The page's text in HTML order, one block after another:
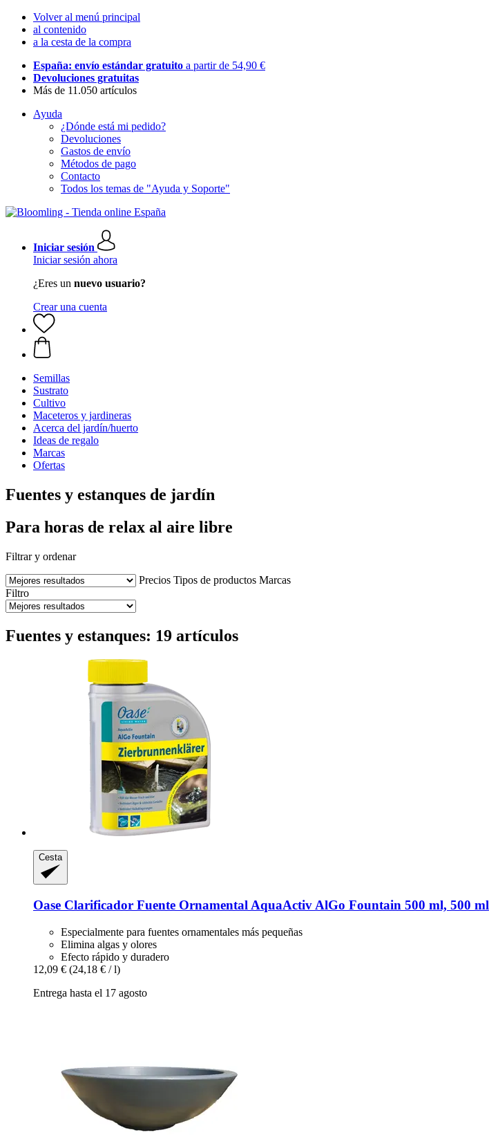
Volver al menú principal
al contenido
a la cesta de la compra
España: envío estándar gratuito a partir de 54,90 €
Devoluciones gratuitas
Más de 11.050 artículos
Ayuda
¿Dónde está mi pedido?
Devoluciones
Gastos de envío
Métodos de pago
Contacto
Todos los temas de "Ayuda y Soporte"
Iniciar sesión
Iniciar sesión ahora
¿Eres un nuevo usuario?
Crear una cuenta
Semillas
Sustrato
Cultivo
Maceteros y jardineras
Acerca del jardín/huerto
Ideas de regalo
Marcas
Ofertas
Fuentes y estanques de jardín
Para horas de relax al aire libre
Filtrar y ordenar
Precios Tipos de productos Marcas
Filtro
Fuentes y estanques: 19 artículos
Cesta
Oase Clarificador Fuente Ornamental AquaActiv AlGo Fountain 500 ml, 500 ml
Especialmente para fuentes ornamentales más pequeñas
Elimina algas y olores
Efecto rápido y duradero
12,09 € (24,18 € / l)
Entrega hasta el 17 agosto